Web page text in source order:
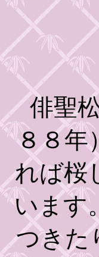
俳聖松
８８年
れば桜
います
つきた